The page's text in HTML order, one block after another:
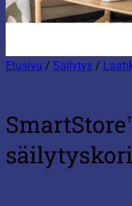
Etusivu / Säilytys /